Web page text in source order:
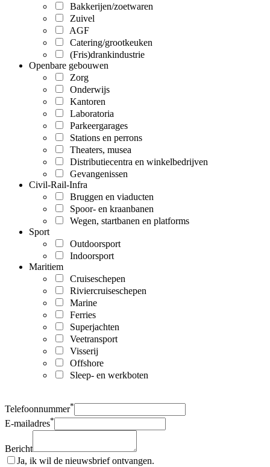
Bakkerijen/zoetwaren
Zuivel
AGF
Catering/grootkeuken
(Fris)drankindustrie
Openbare gebouwen
Zorg
Onderwijs
Kantoren
Laboratoria
Parkeergarages
Stations en perrons
Theaters, musea
Distributiecentra en winkelbedrijven
Gevangenissen
Civil-Rail-Infra
Bruggen en viaducten
Spoor- en kraanbanen
Wegen, startbanen en platforms
Sport
Outdoorsport
Indoorsport
Maritiem
Cruiseschepen
Riviercruiseschepen
Marine
Ferries
Superjachten
Veetransport
Visserij
Offshore
Sleep- en werkboten
Telefoonnummer*
E-mailadres*
Bericht
Ja, ik wil de nieuwsbrief ontvangen.